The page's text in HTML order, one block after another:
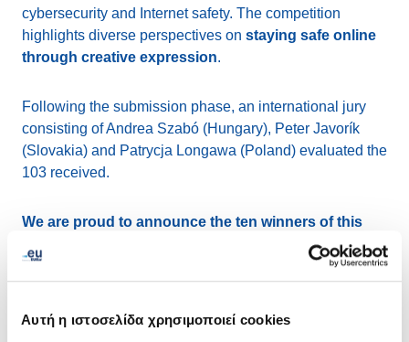
Αυτή η ιστοσελίδα χρησιμοποιεί cookies
cybersecurity and Internet safety. The competition
highlights diverse perspectives on staying safe online
through creative expression.
Following the submission phase, an international jury
consisting of Andrea Szabó (Hungary), Peter Javorík
(Slovakia) and Patrycja Longawa (Poland) evaluated the
103 received.
We are proud to announce the ten winners of this
: Tamara Sirash, Karolína Laginová,
Laura Röszlerová, Gabriela Yordanova Todorova,
David Ábel.